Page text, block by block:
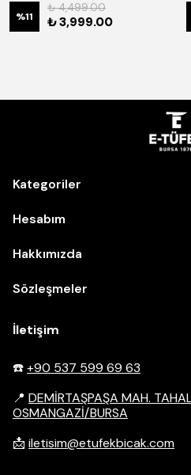
%11
₺ 4,499.00
₺ 3,999.00
Kategoriler
Hesabım
Hakkımızda
Sözleşmeler
İletişim
☎️+90 537 599 69 63
📍 DEMİRTAŞPAŞA MAH.
OSMANGAZİ/BURSA
📩 iletisim@etufekbicak.com